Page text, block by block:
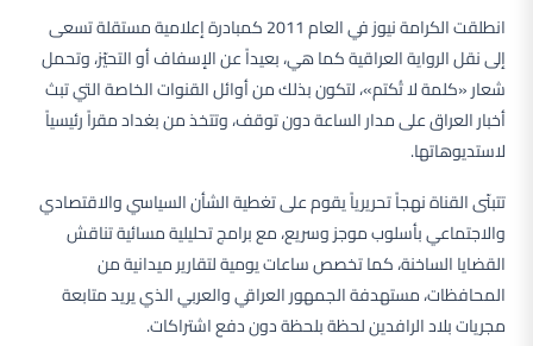
انطلقت الكرامة نيوز في العام 2011 كمبادرة إعلامية مستقلة تسعى
إلى نقل الرواية العراقية كما هي، بعيداً عن الإسفاف أو التحيّز، وتحمل
شعار «كلمة لا تُكتم»، لتكون بذلك من أوائل القنوات الخاصة التي تبث
أخبار العراق على مدار الساعة دون توقف، وتتخذ من بغداد مقراً رئيسياً
لاستديوهاتها.
تتبنّى القناة نهجاً تحريرياً يقوم على تغطية الشأن السياسي والاقتصادي
والاجتماعي بأسلوب موجز وسريع، مع برامج تحليلية مسائية تناقش
القضايا الساخنة، كما تخصص ساعات يومية لتقارير ميدانية من
المحافظات، مستهدفة الجمهور العراقي والعربي الذي يريد متابعة
مجريات بلاد الرافدين لحظة بلحظة دون دفع اشتراكات.